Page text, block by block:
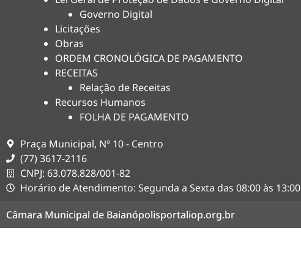
Governo Digital
Licitações
Obras
ORDEM CRONOLÓGICA DE PAGAMENTO
RECEITAS
Relação de Receitas
Recursos Humanos
FOLHA DE PAGAMENTO
Praça Municipal, Nº 10 - Centro
(77) 3617-2116
CNPJ: 63.078.828/001-82
Horário de Atendimento: Segunda a Sexta das 08:00 às 13:00
Câmara Municipal de Baianópolisportaliop.org.br